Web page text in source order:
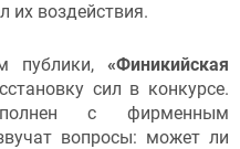
их воздействия.
публики, «Финикийская
сил в конкурсе.
с фирменным
вопросы: может ли